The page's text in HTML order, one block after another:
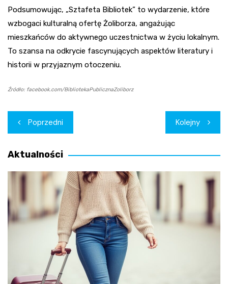
Podsumowując, „Sztafeta Bibliotek” to wydarzenie, które
wzbogaci kulturalną ofertę Żoliborza, angażując
mieszkańców do aktywnego uczestnictwa w życiu lokalnym.
To szansa na odkrycie fascynujących aspektów literatury i
historii w przyjaznym otoczeniu.
Źródło: facebook.com/BibliotekaPublicznaZoliborz
Nawigacja
wpisu
Poprzedni Kolejny
Aktualności